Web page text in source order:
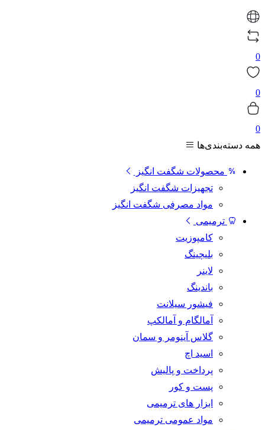
0
0
0
همه دسته‌بندی‌ها
محصولات شگفت انگیز
تجهیزات شگفت انگیز
مواد مصرفی شگفت انگیز
ترمیمی
کامپوزیت
بلیچینگ
لاینر
باندینگ
فیشور سیلانت
آمالگام و آمالکپ
گلاس آینومر و سمان
اسید اچ
پرداخت و پالیش
پست و کور
ابزار های ترمیمی
مواد عمومی ترمیمی